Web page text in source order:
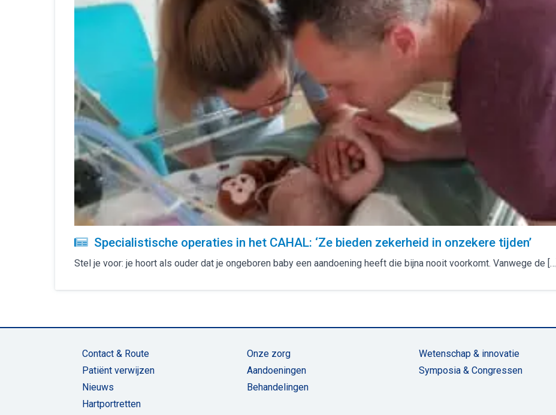
Specialistische operaties in het CAHAL: ‘Ze bieden zekerheid in onzekere tijden’
Stel je voor: je hoort als ouder dat je ongeboren baby een aandoening heeft die bijna nooit voorkomt. Vanwege de […]
Contact & Route
Patiënt verwijzen
Nieuws
Hartportretten
Onze zorg
Aandoeningen
Behandelingen
Wetenschap & innovatie
Symposia & Congressen